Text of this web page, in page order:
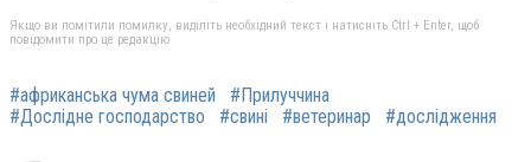
Якщо ви помітили помилку, виділіть необхідний текст і натисніть Ctrl + Enter, щоб
повідомити про це редакцію
#африканська чума свиней
#Прилуччина
#Дослідне господарство
#свині #ветеринар #дослідження